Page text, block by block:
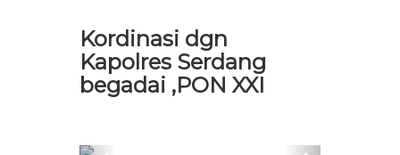
Kordinasi dgn
Kapolres Serdang
begadai ,PON XXI